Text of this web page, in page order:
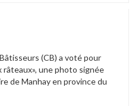
(CB) a voté pour
râteaux», une photo signée
de Manhay en province du